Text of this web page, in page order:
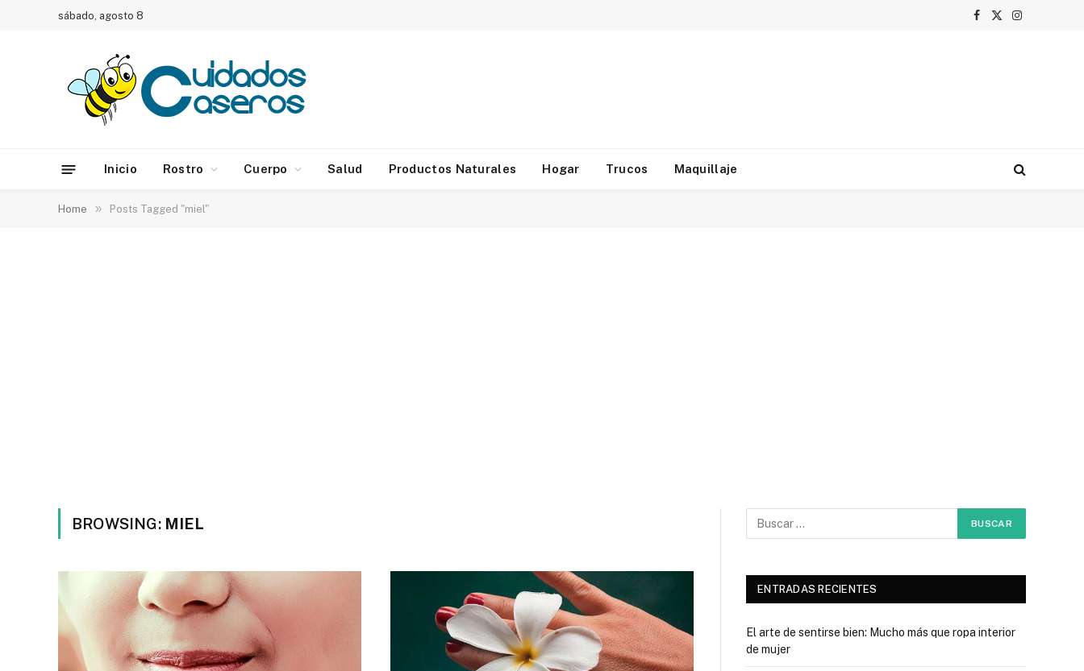
sábado, agosto 8
Facebook
X
Instagram
Inicio Rostro Cuerpo Salud Productos Naturales Hogar Trucos Maquillaje
Home » Posts Tagged "miel"
BROWSING: MIEL
ENTRADAS RECIENTES
El arte de sentirse bien: Mucho más que ropa interior
de mujer